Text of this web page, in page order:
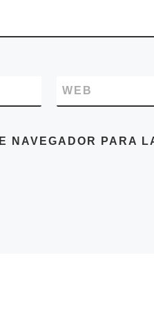
WEB
NAVEGADOR PARA